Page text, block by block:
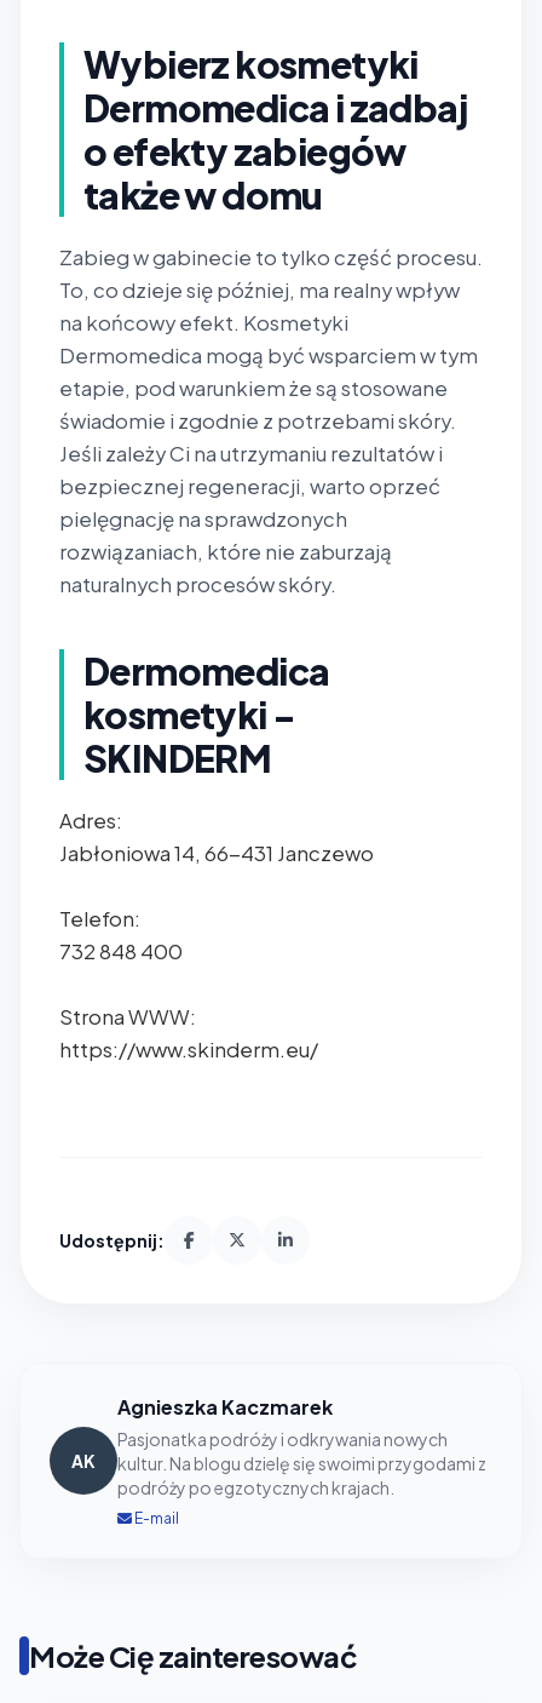
Wybierz kosmetyki
Dermomedica i zadbaj
o efekty zabiegów
także w domu
Zabieg w gabinecie to tylko część procesu.
To, co dzieje się później, ma realny wpływ
na końcowy efekt. Kosmetyki
Dermomedica mogą być wsparciem w tym
etapie, pod warunkiem że są stosowane
świadomie i zgodnie z potrzebami skóry.
Jeśli zależy Ci na utrzymaniu rezultatów i
bezpiecznej regeneracji, warto oprzeć
pielęgnację na sprawdzonych
rozwiązaniach, które nie zaburzają
naturalnych procesów skóry.
Dermomedica
kosmetyki -
SKINDERM
Adres:
Jabłoniowa 14, 66-431 Janczewo
Telefon:
732 848 400
Strona WWW:
https://www.skinderm.eu/
Udostępnij:
AK
Agnieszka Kaczmarek
Pasjonatka podróży i odkrywania nowych
kultur. Na blogu dzielę się swoimi przygodami z
podróży po egzotycznych krajach.
E-mail
Może Cię zainteresować